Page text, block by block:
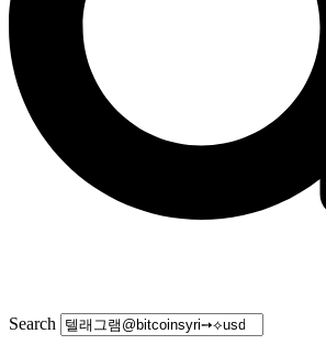
Search